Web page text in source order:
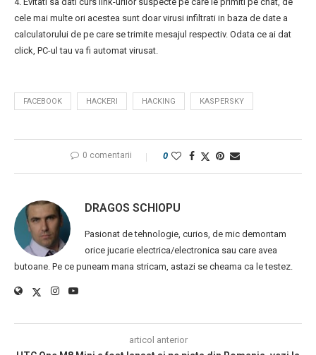
cele mai multe ori acestea sunt doar virusi infiltrati in baza de date a
calculatorului de pe care se trimite mesajul respectiv. Odata ce ai dat
click, PC-ul tau va fi automat virusat.
FACEBOOK HACKERI HACKING KASPERSKY
0 comentarii 0
DRAGOS SCHIOPU
Pasionat de tehnologie, curios, de mic demontam
orice jucarie electrica/electronica sau care avea
butoane. Pe ce puneam mana stricam, astazi se cheama ca le testez.
articol anterior